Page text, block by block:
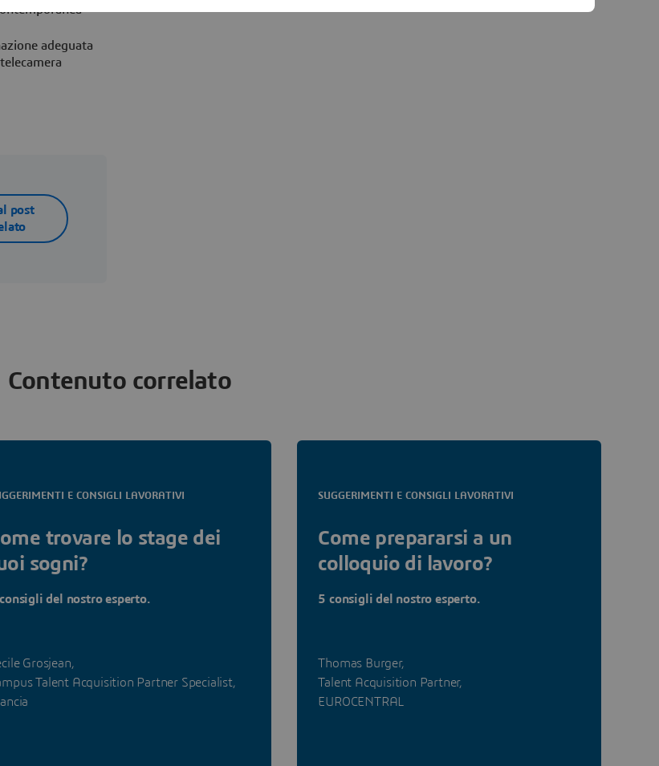
adeguata
post
Contenuto correlato
E CONSIGLI LAVORATIVI
trovare lo stage dei
sogni?
del nostro esperto.
Grosjean,
Talent Acquisition Partner Specialist,
SUGGERIMENTI E CONSIGLI LAVORATIVI
Come prepararsi a un
colloquio di lavoro?
5 consigli del nostro esperto.
Thomas Burger,
Talent Acquisition Partner,
EUROCENTRAL